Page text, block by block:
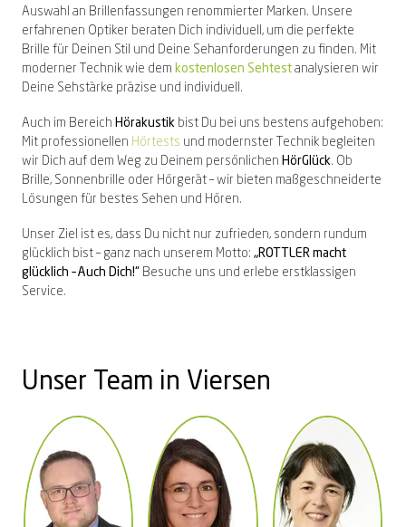
Auswahl an Brillenfassungen renommierter Marken. Unsere
erfahrenen Optiker beraten Dich individuell, um die perfekte
Brille für Deinen Stil und Deine Sehanforderungen zu finden. Mit
moderner Technik wie dem kostenlosen Sehtest analysieren wir
Deine Sehstärke präzise und individuell.
Auch im Bereich Hörakustik bist Du bei uns bestens aufgehoben:
Mit professionellen Hörtests und modernster Technik begleiten
wir Dich auf dem Weg zu Deinem persönlichen HörGlück. Ob
Brille, Sonnenbrille oder Hörgerät – wir bieten maßgeschneiderte
Lösungen für bestes Sehen und Hören.
Unser Ziel ist es, dass Du nicht nur zufrieden, sondern rundum
glücklich bist – ganz nach unserem Motto: „ROTTLER macht
glücklich – Auch Dich!“ Besuche uns und erlebe erstklassigen
Service.
Unser Team in Viersen